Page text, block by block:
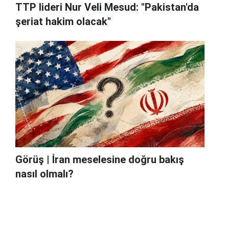
TTP lideri Nur Veli Mesud: "Pakistan'da
şeriat hakim olacak"
Görüş | İran meselesine doğru bakış
nasıl olmalı?